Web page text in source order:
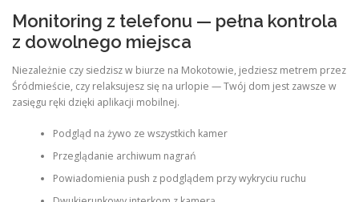
Monitoring z telefonu — pełna kontrola
z dowolnego miejsca
Niezależnie czy siedzisz w biurze na Mokotowie, jedziesz metrem przez
Śródmieście, czy relaksujesz się na urlopie — Twój dom jest zawsze w
zasięgu ręki dzięki aplikacji mobilnej.
Podgląd na żywo ze wszystkich kamer
Przeglądanie archiwum nagrań
Powiadomienia push z podglądem przy wykryciu ruchu